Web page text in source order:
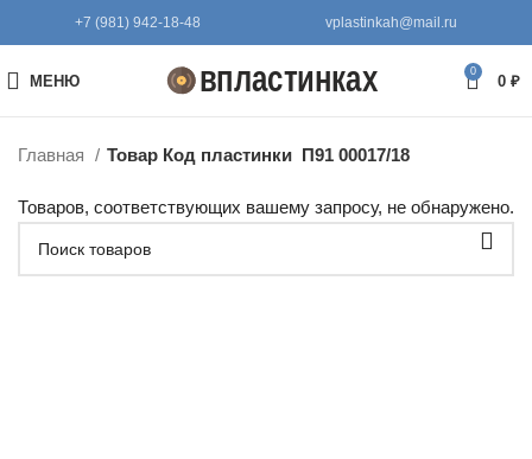
+7 (981) 942-18-48 vplastinkah@mail.ru
МЕНЮ
0
0 ₽
Главная Товар Код пластинки П91 00017/18
Товаров, соответствующих вашему запросу, не обнаружено.